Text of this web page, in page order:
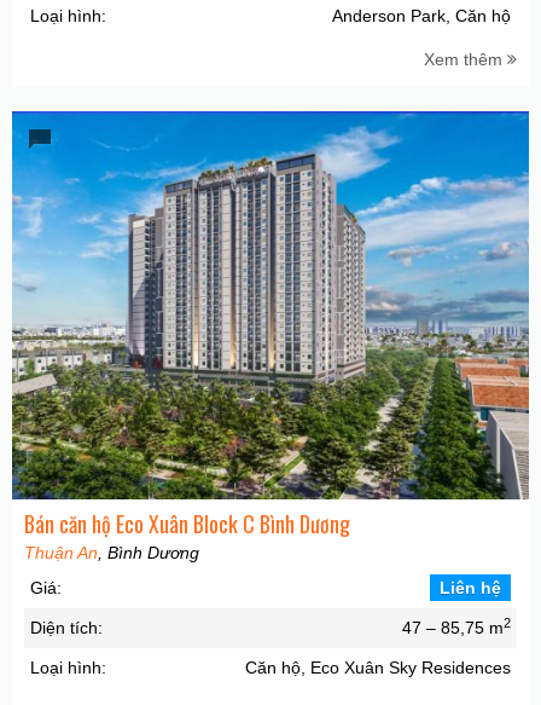
Loại hình: Anderson Park, Căn hộ
Xem thêm
Bán căn hộ Eco Xuân Block C Bình Dương
Thuận An , Bình Dương
Giá:
Liên hệ
Diện tích: 47 – 85,75 m2
Loại hình: Căn hộ, Eco Xuân Sky Residences